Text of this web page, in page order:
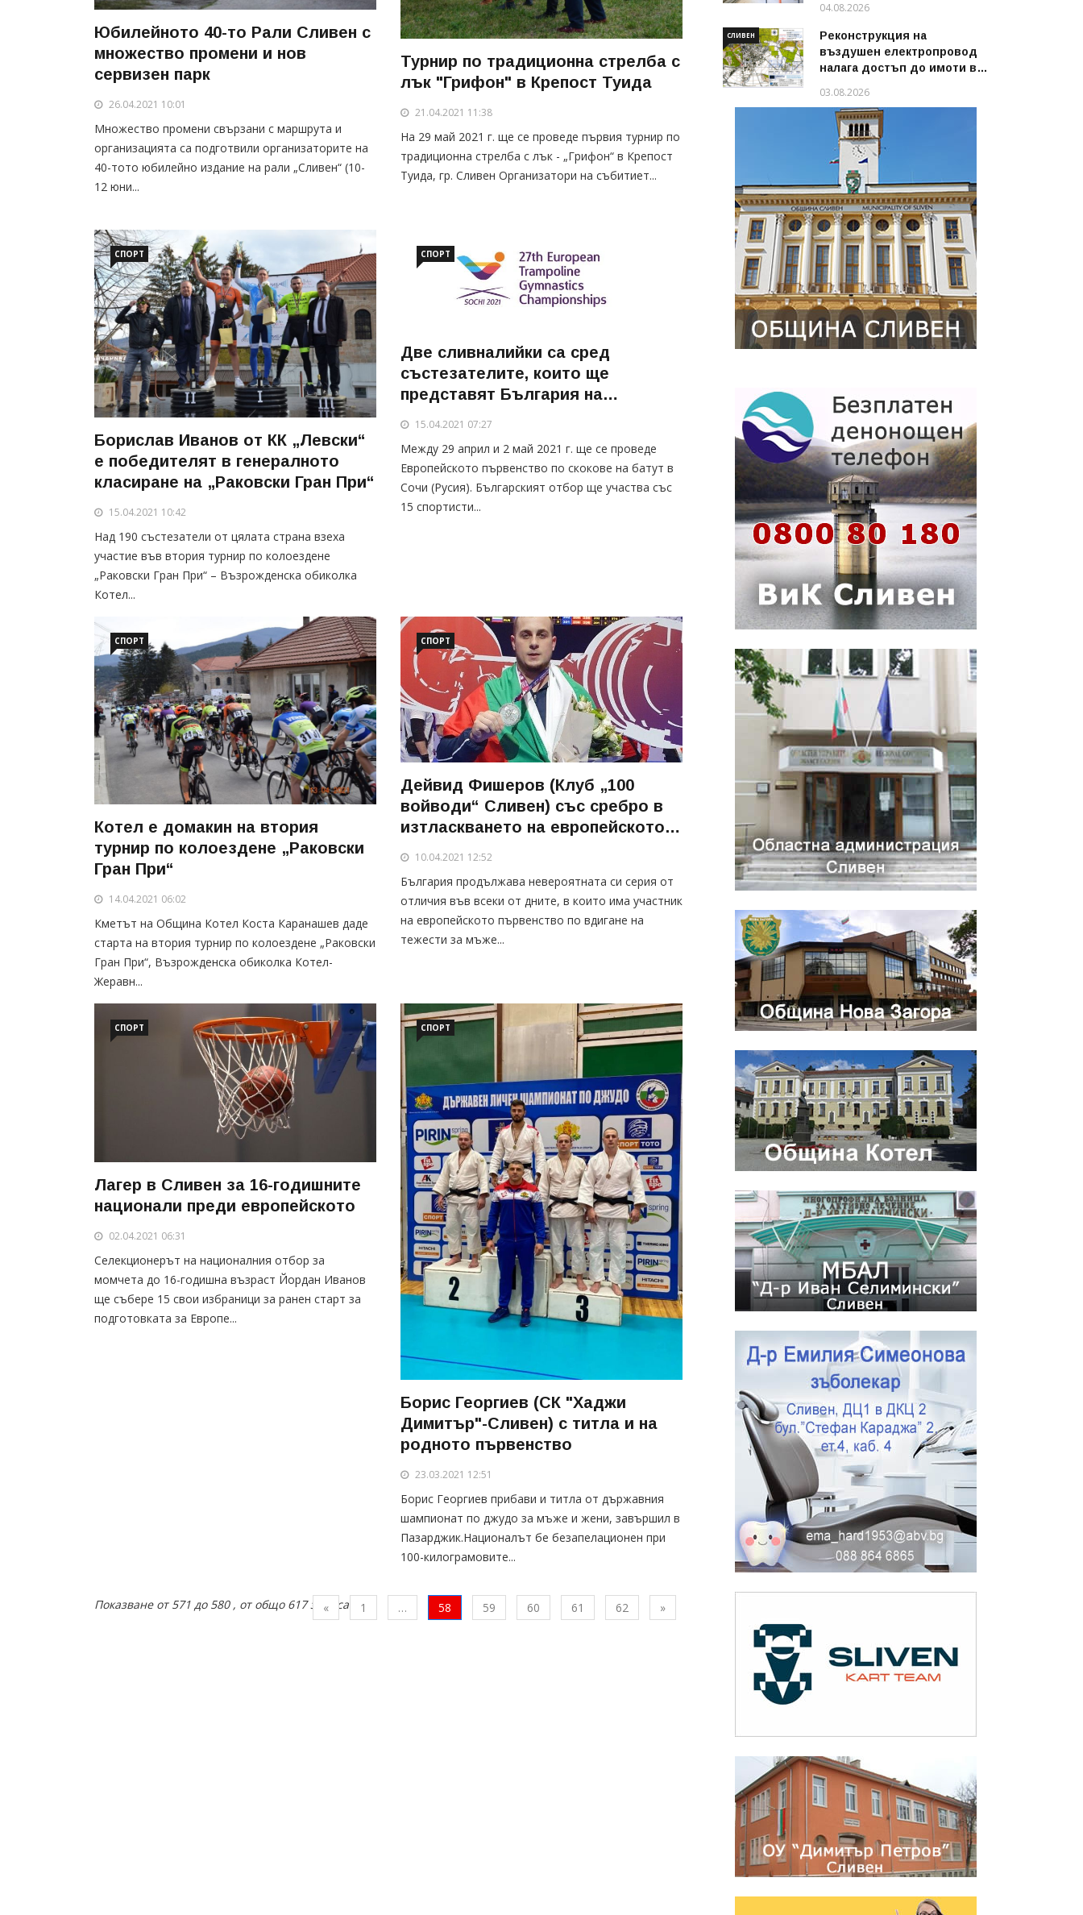
Юбилейнотo 40-то Рали Сливен с
множество промени и нов
сервизен парк
26.04.2021 10:01
Множество промени свързани с маршрута и
организацията са подготвили организаторите на
40-тото юбилейно издание на рали „Сливен“ (10-
12 юни...
Турнир по традиционна стрелба с
лък "Грифон" в Крепост Туида
21.04.2021 11:38
На 29 май 2021 г. ще се проведе първия турнир по
традиционна стрелба с лък - „Грифон“ в Крепост
Туида, гр. Сливен Организатори на събитиет...
СПОРТ
Борислав Иванов от КК „Левски“
е победителят в генералното
класиране на „Раковски Гран При“
15.04.2021 10:42
Над 190 състезатели от цялата страна взеха
участие във втория турнир по колоездене
„Раковски Гран При“ – Възрожденска обиколка
Котел...
СПОРТ
Две сливналийки са сред
състезателите, които ще
представят България на
15.04.2021 07:27
Между 29 април и 2 май 2021 г. ще се проведе
Европейското първенство по скокове на батут в
Сочи (Русия). Българският отбор ще участва със
15 спортисти...
СПОРТ
Котел е домакин на втория
турнир по колоездене „Раковски
Гран При“
14.04.2021 06:02
Кметът на Община Котел Коста Каранашев даде
старта на втория турнир по колоездене „Раковски
Гран При“, Възрожденска обиколка Котел-
Жеравн...
СПОРТ
Дейвид Фишеров (Клуб „100
войводи“ Сливен) със сребро в
изтласкването на европейското в
10.04.2021 12:52
България продължава невероятната си серия от
отличия във всеки от дните, в които има участник
на европейското първенство по вдигане на
тежести за мъже...
СПОРТ
Лагер в Сливен за 16-годишните
национали преди европейското
02.04.2021 06:31
Селекционерът на националния отбор за
момчета до 16-годишна възраст Йордан Иванов
ще събере 15 свои избраници за ранен старт за
подготовката за Европе...
СПОРТ
Борис Георгиев (СК "Хаджи
Димитър"-Сливен) с титла и на
родното първенство
23.03.2021 12:51
Борис Георгиев прибави и титла от държавния
шампионат по джудо за мъже и жени, завършил в
Пазарджик.Националът бе безапелационен при
100-килограмовите...
Показване от 571 до 580 , от общо 617 записа
«Предишна
1 … 58 59 60 61 62 »Следваща
Сливен
04.08.2026
СЛИВЕН
Реконструкция на
въздушен електропровод
налага достъп до имоти в
03.08.2026